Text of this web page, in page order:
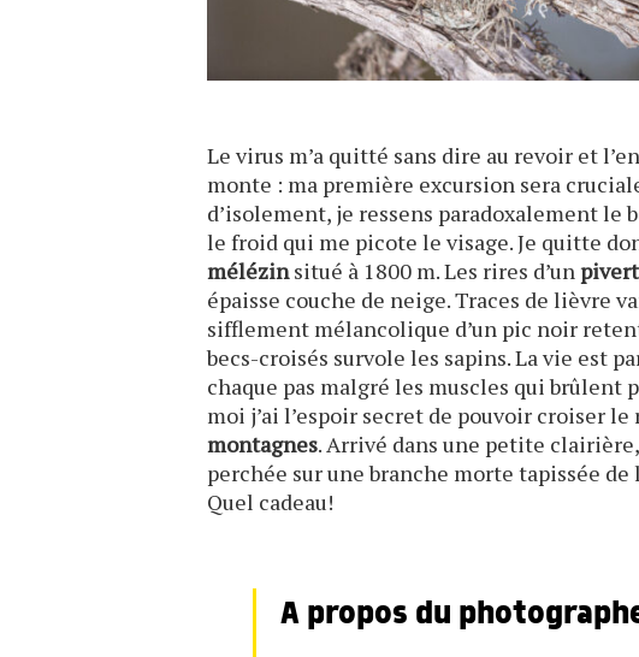
Le virus m’a quitté sans dire au revoir et
monte : ma première excursion sera
d’isolement, je ressens paradoxalement le
le froid qui me picote le visage. Je quitte
mélézinsitué à 1800 m. Les rires d’unpivert
épaisse couche de neige. Traces de lièvre
sifflement mélancolique d’un pic noir
becs-croisés survole les sapins. La vie est
chaque pas malgré les muscles qui brûlent
moi j’ai l’espoir secret de pouvoir croiser
montagnes. Arrivé dans une petite
perchée sur une branche morte tapissée
Quel cadeau!
A propos du